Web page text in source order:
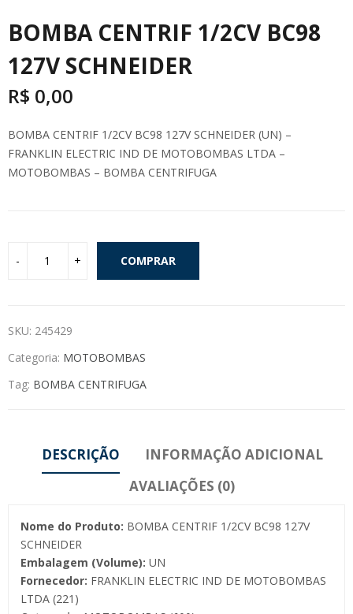
BOMBA CENTRIF 1/2CV BC98
127V SCHNEIDER
R$ 0,00
BOMBA CENTRIF 1/2CV BC98 127V SCHNEIDER (UN) –
FRANKLIN ELECTRIC IND DE MOTOBOMBAS LTDA –
MOTOBOMBAS – BOMBA CENTRIFUGA
COMPRAR
SKU: 245429
Categoria: MOTOBOMBAS
Tag: BOMBA CENTRIFUGA
DESCRIÇÃO
INFORMAÇÃO ADICIONAL
AVALIAÇÕES (0)
Nome do Produto: BOMBA CENTRIF 1/2CV BC98 127V
SCHNEIDER
Embalagem (Volume): UN
Fornecedor: FRANKLIN ELECTRIC IND DE MOTOBOMBAS
LTDA (221)